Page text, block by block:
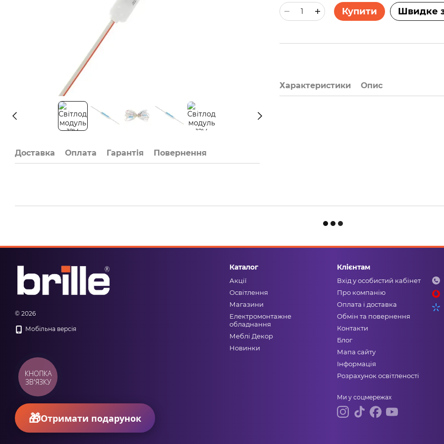
Доставка Оплата Гарантія Повернення
Купити Швидке
Характеристики Опис
© 2026
Мобільна версія
Каталог
Акції
Освітлення
Магазини
Електромонтажне
обладнання
Меблі Декор
Новинки
Клієнтам
Вхід у особистий кабінет
Про компанію
Оплата і доставка
Обмін та повернення
Контакти
Блог
Мапа сайту
Інформація
Розрахунок освітленості
Ми у соцмережах
КНОПКА
ЗВ'ЯЗКУ
Отримати подарунок